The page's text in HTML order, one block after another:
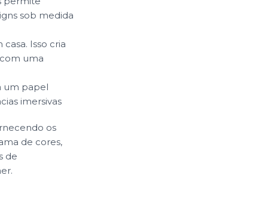
sob medida
Isso cria
uma
um papel
imersivas
os
de cores,
de